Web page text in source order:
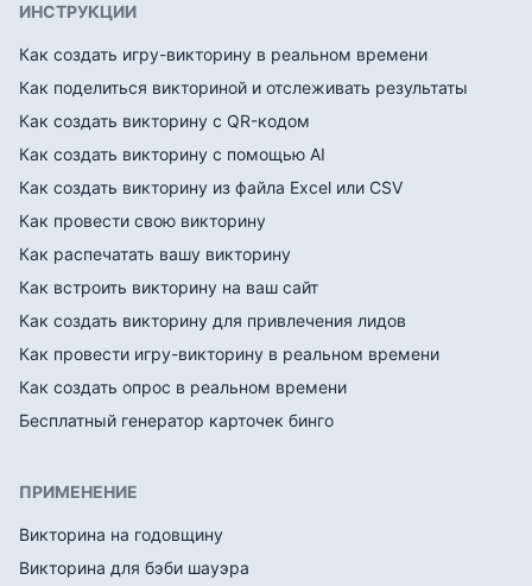
ИНСТРУКЦИИ
Как создать игру-викторину в реальном времени
Как поделиться викториной и отслеживать результаты
Как создать викторину с QR-кодом
Как создать викторину с помощью AI
Как создать викторину из файла Excel или CSV
Как провести свою викторину
Как распечатать вашу викторину
Как встроить викторину на ваш сайт
Как создать викторину для привлечения лидов
Как провести игру-викторину в реальном времени
Как создать опрос в реальном времени
Бесплатный генератор карточек бинго
ПРИМЕНЕНИЕ
Викторина на годовщину
Викторина для бэби шауэра